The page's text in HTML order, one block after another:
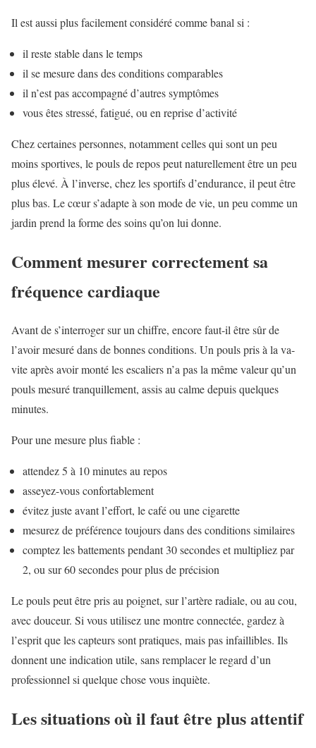
Il est aussi plus facilement considéré comme banal si :
il reste stable dans le temps
il se mesure dans des conditions comparables
il n’est pas accompagné d’autres symptômes
vous êtes stressé, fatigué, ou en reprise d’activité
Chez certaines personnes, notamment celles qui sont un peu
moins sportives, le pouls de repos peut naturellement être un peu
plus élevé. À l’inverse, chez les sportifs d’endurance, il peut être
plus bas. Le cœur s’adapte à son mode de vie, un peu comme un
jardin prend la forme des soins qu’on lui donne.
Comment mesurer correctement sa
fréquence cardiaque
Avant de s’interroger sur un chiffre, encore faut-il être sûr de
l’avoir mesuré dans de bonnes conditions. Un pouls pris à la va-
vite après avoir monté les escaliers n’a pas la même valeur qu’un
pouls mesuré tranquillement, assis au calme depuis quelques
minutes.
Pour une mesure plus fiable :
attendez 5 à 10 minutes au repos
asseyez-vous confortablement
évitez juste avant l’effort, le café ou une cigarette
mesurez de préférence toujours dans des conditions similaires
comptez les battements pendant 30 secondes et multipliez par
2, ou sur 60 secondes pour plus de précision
Le pouls peut être pris au poignet, sur l’artère radiale, ou au cou,
avec douceur. Si vous utilisez une montre connectée, gardez à
l’esprit que les capteurs sont pratiques, mais pas infaillibles. Ils
donnent une indication utile, sans remplacer le regard d’un
professionnel si quelque chose vous inquiète.
Les situations où il faut être plus attentif